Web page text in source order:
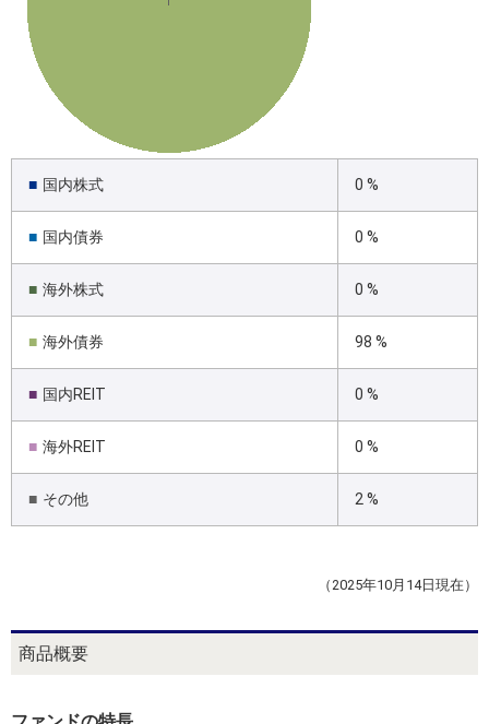
■ 国内株式 0 %
■ 国内債券 0 %
■ 海外株式 0 %
■ 海外債券 98 %
■ 国内REIT 0 %
■ 海外REIT 0 %
■ その他 2 %
（2025年10月14日現在）
商品概要